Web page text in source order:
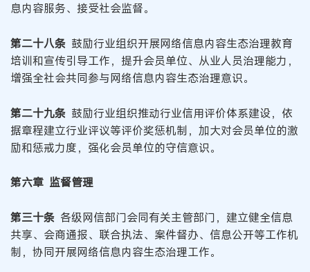
息内容服务、接受社会监督。
第二十八条 鼓励行业组织开展网络信息内容生态治理教育
培训和宣传引导工作，提升会员单位、从业人员治理能力，
增强全社会共同参与网络信息内容生态治理意识。
第二十九条 鼓励行业组织推动行业信用评价体系建设，依
据章程建立行业评议等评价奖惩机制，加大对会员单位的激
励和惩戒力度，强化会员单位的守信意识。
第六章 监督管理
第三十条 各级网信部门会同有关主管部门，建立健全信息
共享、会商通报、联合执法、案件督办、信息公开等工作机
制，协同开展网络信息内容生态治理工作。